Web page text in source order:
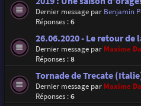
Dernier message par Benjamin
Réponses :6
26.06.2020 - Le retour de
Dernier message par Maxime
Réponses :8
Tornade de Trecate
Dernier message par Maxime
Réponses :6